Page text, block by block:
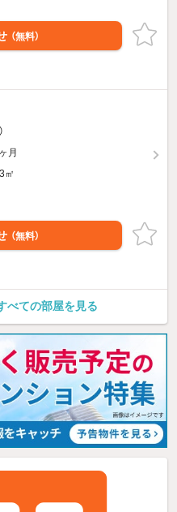
（無料）
月
㎡
（無料）
べての部屋を見る